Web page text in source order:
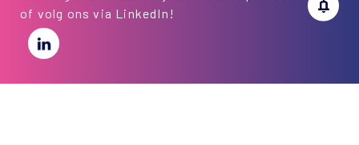
of volg ons via LinkedIn!